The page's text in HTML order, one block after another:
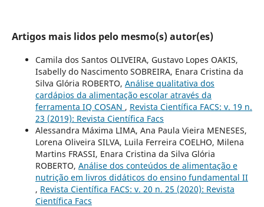
Artigos mais lidos pelo mesmo(s) autor(es)
Camila dos Santos OLIVEIRA, Gustavo Lopes OAKIS,
Isabelly do Nascimento SOBREIRA, Enara Cristina da
Silva Glória ROBERTO, Análise qualitativa dos
cardápios da alimentação escolar através da
ferramenta IQ COSAN , Revista Científica FACS: v. 19 n.
23 (2019): Revista Científica Facs
Alessandra Máxima LIMA, Ana Paula Vieira MENESES,
Lorena Oliveira SILVA, Luila Ferreira COELHO, Milena
Martins FRASSI, Enara Cristina da Silva Glória
ROBERTO, Análise dos conteúdos de alimentação e
nutrição em livros didáticos do ensino fundamental II
, Revista Científica FACS: v. 20 n. 25 (2020): Revista
Científica Facs